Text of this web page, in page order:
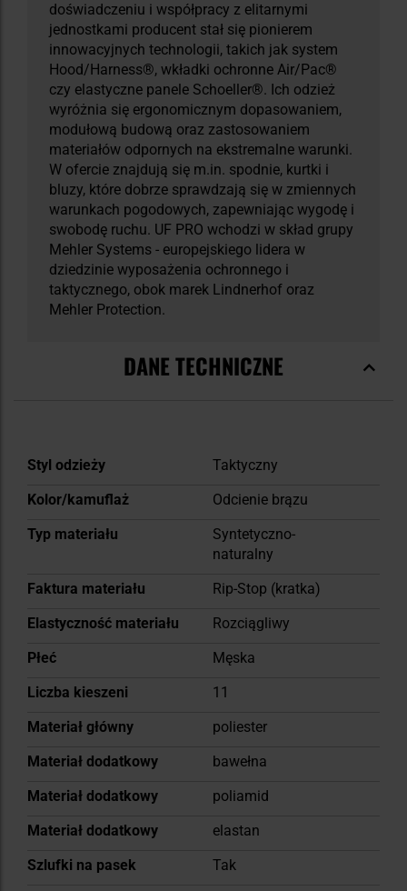
doświadczeniu i współpracy z elitarnymi
jednostkami producent stał się pionierem
innowacyjnych technologii, takich jak system
Hood/Harness®, wkładki ochronne Air/Pac®
czy elastyczne panele Schoeller®. Ich odzież
wyróżnia się ergonomicznym dopasowaniem,
modułową budową oraz zastosowaniem
materiałów odpornych na ekstremalne warunki.
W ofercie znajdują się m.in. spodnie, kurtki i
bluzy, które dobrze sprawdzają się w zmiennych
warunkach pogodowych, zapewniając wygodę i
swobodę ruchu. UF PRO wchodzi w skład grupy
Mehler Systems - europejskiego lidera w
dziedzinie wyposażenia ochronnego i
taktycznego, obok marek Lindnerhof oraz
Mehler Protection.
DANE TECHNICZNE
Więcej
Styl odzieży
Taktyczny
Kolor/kamuflaż
Odcienie brązu
Typ materiału
Syntetyczno-
naturalny
Faktura materiału
Rip-Stop (kratka)
Elastyczność materiału
Rozciągliwy
Płeć
Męska
Liczba kieszeni
11
Materiał główny
poliester
Materiał dodatkowy
bawełna
Materiał dodatkowy
poliamid
Materiał dodatkowy
elastan
Szlufki na pasek
Tak